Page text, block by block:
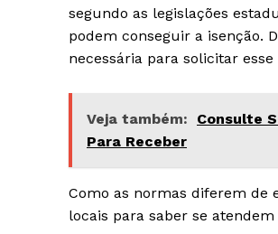
segundo as legislações
podem conseguir a isenção.
necessária para solicitar
Veja também:
Consulte
Para Receber
Como as normas diferem de
locais para saber se